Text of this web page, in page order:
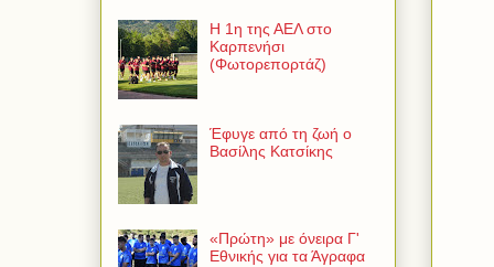
Η 1η της ΑΕΛ στο
Καρπενήσι
(Φωτορεπορτάζ)
Έφυγε από τη ζωή ο
Βασίλης Κατσίκης
«Πρώτη» με όνειρα Γ'
Εθνικής για τα Άγραφα